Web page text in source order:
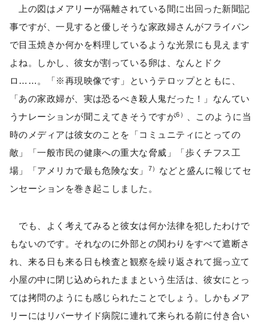
上の図はメアリーが隔離されている間に出回った新聞記
事ですが、一見すると優しそうな家政婦さんがフライパン
で目玉焼きか何かを料理しているような光景にも見えます
よね。しかし、彼女が割っている卵は、なんとドク
ロ……。「※再現映像です」というテロップとともに、
「あの家政婦が、実は恐るべき殺人鬼だった！」なんてい
うナレーションが聞こえてきそうですが6）
、このように当
時のメディアは彼女のことを「コミュニティにとっての
敵」「一般市民の健康への重大な脅威」「歩くチフス工
場」「アメリカで最も危険な女」
7）
などと盛んに報じてセ
ンセーションを巻き起こしました。
でも、よく考えてみると彼女は何か法律を犯したわけで
もないのです。それなのに外部との関わりをすべて遮断さ
れ、来る日も来る日も検査と観察を繰り返されて掘っ立て
小屋の中に閉じ込められたままという生活は、彼女にとっ
ては拷問のようにも感じられたことでしょう。しかもメア
リーにはリバーサイド病院に連れて来られる前に付き合い